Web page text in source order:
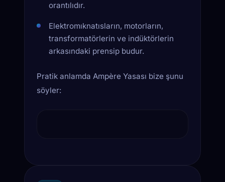
orantılıdır.
Elektromıknatısların, motorların,
transformatörlerin ve indüktörlerin
arkasındaki prensip budur.
Pratik anlamda Ampère Yasası bize şunu
söyler: